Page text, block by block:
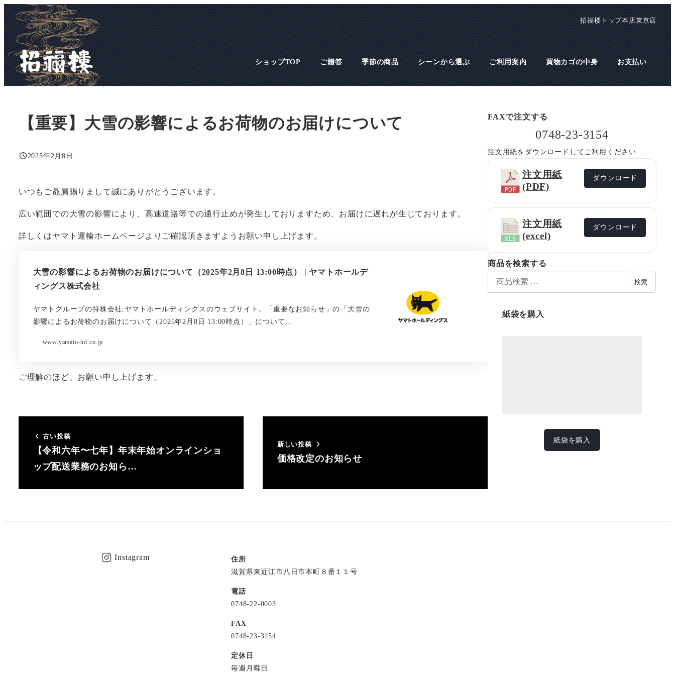
メ
イ
ン
コ
ン
テ
招福楼トップ本店東京店
ショップTOP ご贈答 季節の商品 シーンから選ぶ ご利用案内 買物カゴの中身 お支払い
【重要】大雪の影響によるお荷物のお届けについて
投稿日
2025年2月8日
いつもご贔屓賜りまして誠にありがとうございます。
広い範囲での大雪の影響により、高速道路等での通行止めが発生しておりますため、お届けに遅れが生じております。
詳しくはヤマト運輸ホームページよりご確認頂きますようお願い申し上げます。
大雪の影響によるお荷物のお届けについて（2025年2月8日 13:00時点） | ヤマトホールデ
ィングス株式会社
ヤマトグループの持株会社,ヤマトホールディングスのウェブサイト。「重要なお知らせ」の「大雪の
影響によるお荷物のお届けについて（2025年2月8日 13:00時点）」について…
www.yamato-hd.co.jp
ご理解のほど、お願い申し上げます。
古い投稿
【令和六年〜七年】年末年始オンラインショ
ップ配送業務のお知ら…
新しい投稿
価格改定のお知らせ
FAXで注文する
0748-23-3154
注文用紙をダウンロードしてご利用ください
注文用紙
(PDF)
ダウンロード
注文用紙
(excel)
ダウンロード
商品を検索する
検索
紙袋を購入
紙袋を購入
Instagram
住所
滋賀県東近江市八日市本町８番１１号
電話
0748-22-0003
FAX
0748-23-3154
定休日
毎週月曜日